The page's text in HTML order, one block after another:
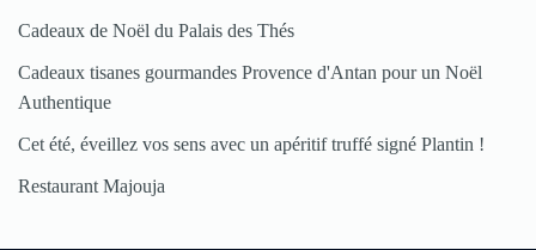
Cadeaux de Noël du Palais des Thés
Cadeaux tisanes gourmandes Provence d'Antan pour un Noël
Authentique
Cet été, éveillez vos sens avec un apéritif truffé signé Plantin !
Restaurant Majouja